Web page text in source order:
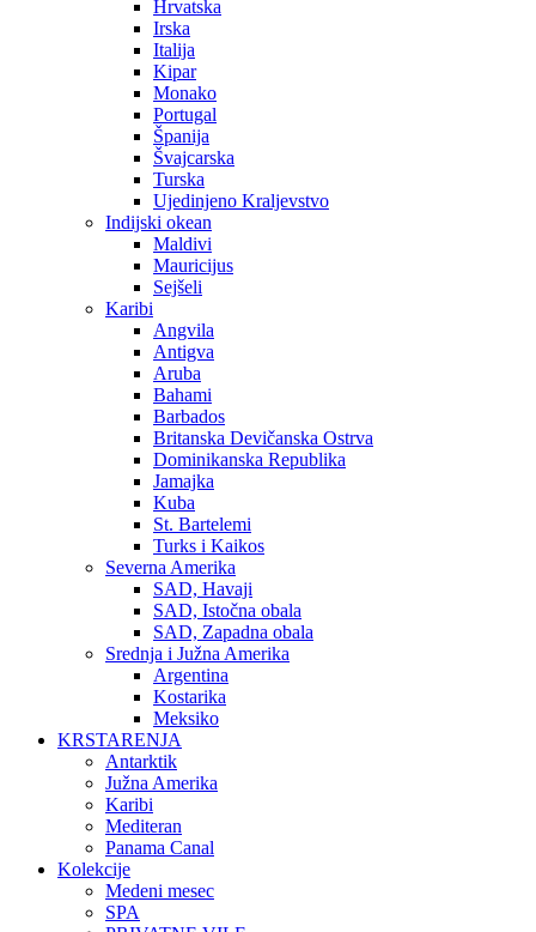
Hrvatska
Irska
Italija
Kipar
Monako
Portugal
Španija
Švajcarska
Turska
Ujedinjeno Kraljevstvo
Indijski okean
Maldivi
Mauricijus
Sejšeli
Karibi
Angvila
Antigva
Aruba
Bahami
Barbados
Britanska Devičanska Ostrva
Dominikanska Republika
Jamajka
Kuba
St. Bartelemi
Turks i Kaikos
Severna Amerika
SAD, Havaji
SAD, Istočna obala
SAD, Zapadna obala
Srednja i Južna Amerika
Argentina
Kostarika
Meksiko
KRSTARENJA
Antarktik
Južna Amerika
Karibi
Mediteran
Panama Canal
Kolekcije
Medeni mesec
SPA